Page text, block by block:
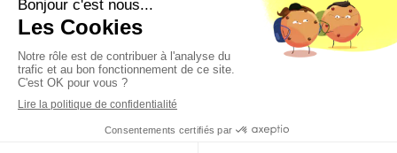
Mentions légales